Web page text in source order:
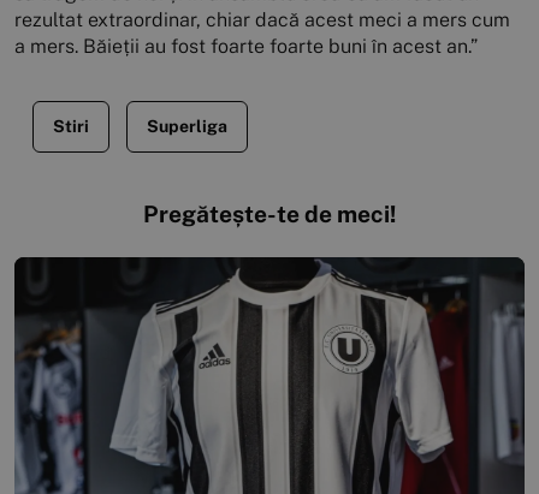
rezultat extraordinar, chiar dacă acest meci a mers cum
a mers. Băieții au fost foarte foarte buni în acest an.”
Stiri Superliga
Pregătește-te de meci!